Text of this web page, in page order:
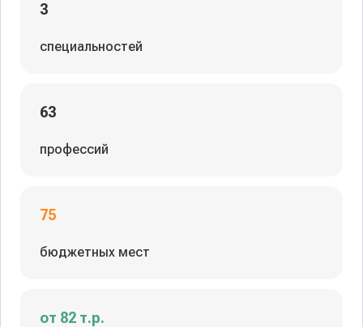
3
специальностей
63
профессий
75
бюджетных мест
от 82 т.р.